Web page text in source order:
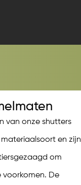
van onze shutters
materiaalsoort en zijn
om
voorkomen. De